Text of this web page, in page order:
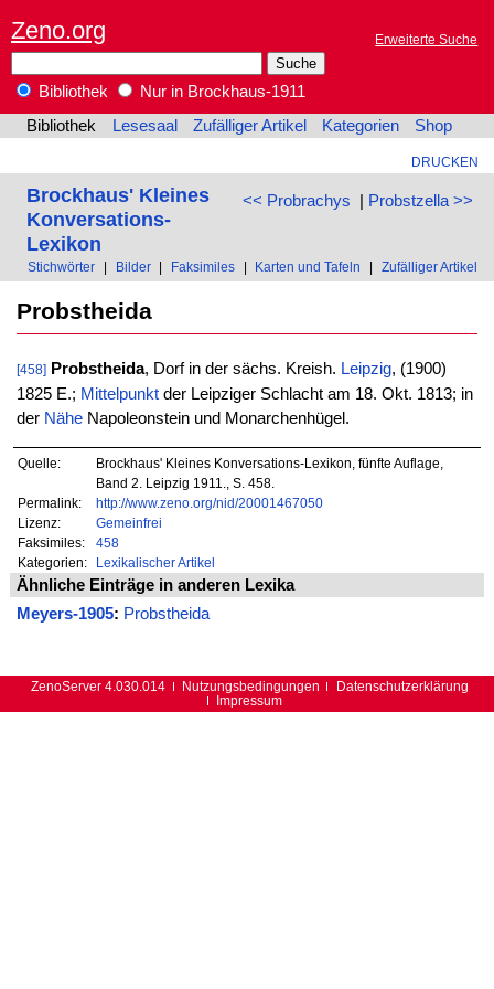
Zeno.org Erweiterte Suche
Bibliothek
Nur in Brockhaus-1911
Bibliothek
Lesesaal Zufälliger Artikel Kategorien Shop
DRUCKEN
<< Probrachys | Probstzella >>
Brockhaus' Kleines
Konversations-
Lexikon
Stichwörter Bilder Faksimiles Karten und Tafeln Zufälliger Artikel
Probstheida
[458] Probstheida, Dorf in der sächs. Kreish. Leipzig, (1900)
1825 E.; Mittelpunktder Leipziger Schlacht am 18. Okt. 1813; in
der NäheNapoleonstein und Monarchenhügel.
Quelle:
Brockhaus' Kleines Konversations-Lexikon, fünfte Auflage,
Band 2. Leipzig 1911., S. 458.
Permalink:
http://www.zeno.org/nid/20001467050
Lizenz:
Gemeinfrei
Faksimiles:
458
Kategorien:
Lexikalischer Artikel
Ähnliche Einträge in anderen Lexika
Meyers-1905: Probstheida
ZenoServer 4.030.014 Nutzungsbedingungen
Datenschutzerklärung
Impressum